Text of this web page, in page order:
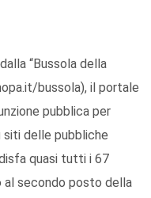
“Bussola della
bussola), il portale
pubblica per
siti delle pubbliche
quasi tutti i 67
al secondo posto della